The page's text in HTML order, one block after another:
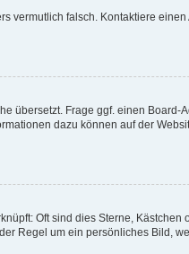
vermutlich falsch. Kontaktiere
übersetzt. Frage ggf. einen Board-
dazu können auf der
Oft sind dies Sterne,
Regel um ein persönliches Bild,